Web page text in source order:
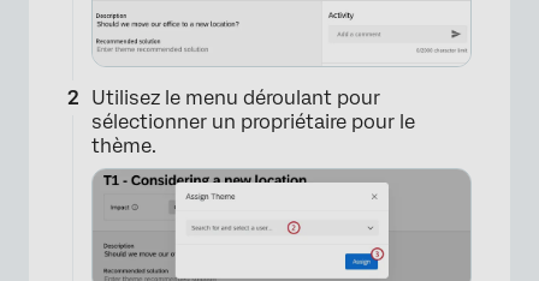
Utilisez le menu déroulant pour
sélectionner un propriétaire pour le
thème.